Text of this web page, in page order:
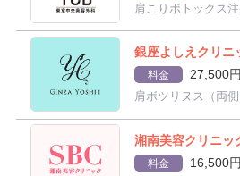
肩こりボトックス
銀座よしえクリニ
料金 27,500
肩ボツリヌス（両
湘南美容クリニッ
料金 16,500